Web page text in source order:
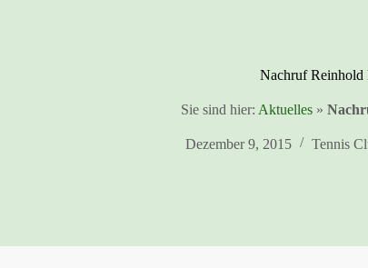
Nachruf Reinhold
Sie sind hier: Aktuelles»
Dezember 9, 2015 Tennis